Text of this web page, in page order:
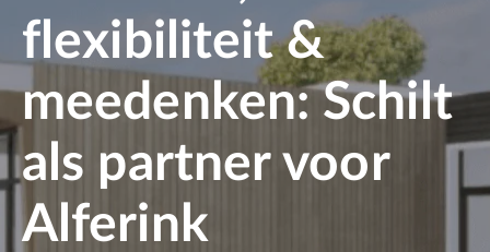
flexibiliteit &
meedenken: Schilt
als partner voor
Alferink